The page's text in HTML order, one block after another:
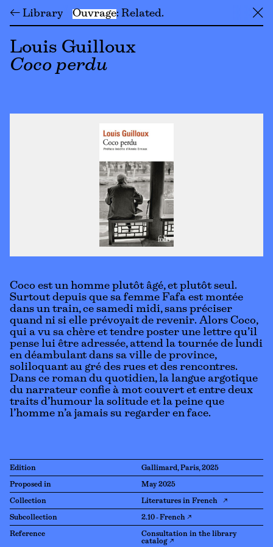
← Library Ouvrage Related ╳
Louis Guilloux
Coco perdu
Coco est un homme plutôt âgé, et plutôt seul.
Surtout depuis que sa femme Fafa est montée
dans un train, ce samedi midi, sans préciser
quand ni si elle prévoyait de revenir. Alors Coco,
qui a vu sa chère et tendre poster une lettre qu’il
pense lui être adressée, attend la tournée de lundi
en déambulant dans sa ville de province,
soliloquant au gré des rues et des rencontres.
Dans ce roman du quotidien, la langue argotique
du narrateur confie à mot couvert et entre deux
traits d’humour la solitude et la peine que
l’homme n’a jamais su regarder en face.
Edition Gallimard, Paris, 2025
Proposed in May 2025
Collection Literatures in French ↗
Subcollection 2.10 - French ↗
Reference
Consultation in the library
catalog ↗